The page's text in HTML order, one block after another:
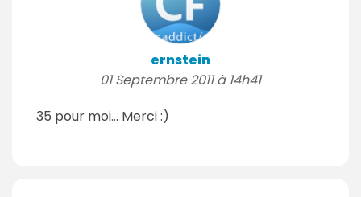
ernstein
01 Septembre 2011 à 14h41
35 pour moi... Merci :)